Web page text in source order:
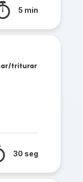
5 min
triturar
30 seg